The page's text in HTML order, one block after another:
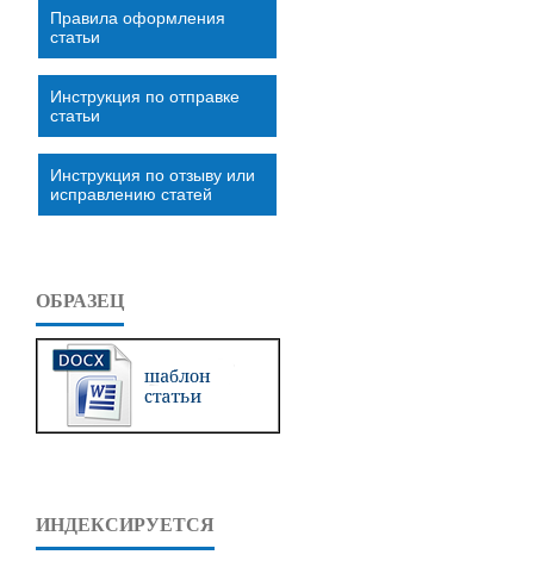
Правила оформления
статьи
Инструкция по отправке
статьи
Инструкция по отзыву или
исправлению статей
ОБРАЗЕЦ
ИНДЕКСИРУЕТСЯ